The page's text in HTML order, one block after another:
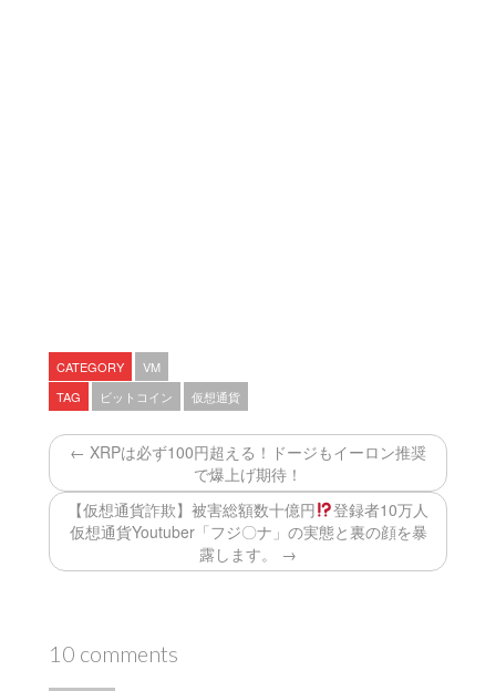
CATEGORY
VM
TAG
ビットコイン 仮想通貨
← XRPは必ず100円超える！ドージもイーロン推奨
で爆上げ期待！
【仮想通貨詐欺】被害総額数十億円
登録者10万人
仮想通貨Youtuber「フジ〇ナ」の実態と裏の顔を暴
露します。 →
10 comments